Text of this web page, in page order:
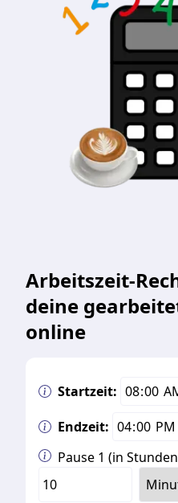
Arbeitszeit-
deine
online
Startzeit:
Endzeit:
Pause 1 (in